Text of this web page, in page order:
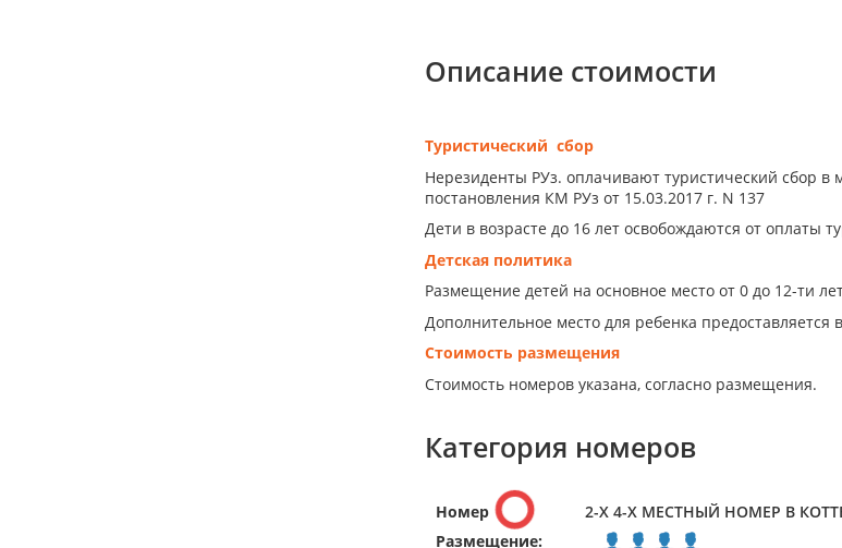
Описание стоимости
Туристический сбор
Нерезиденты РУз. оплачивают туристический сбор в
постановления КМ РУз от 15.03.2017 г. N 137
Дети в возрасте до 16 лет освобождаются от оплаты
Детская политика
Размещение детей на основное место от 0 до 12-ти
Дополнительное место для ребенка
Стоимость размещения
Стоимость номеров указана, согласно размещения.
Категория номеров
Номер
2-Х 4-Х МЕСТНЫЙ НОМЕР В
Размещение: